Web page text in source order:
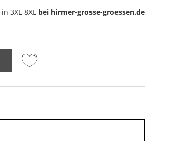
in 3XL-8XL bei hirmer-grosse-groessen.de